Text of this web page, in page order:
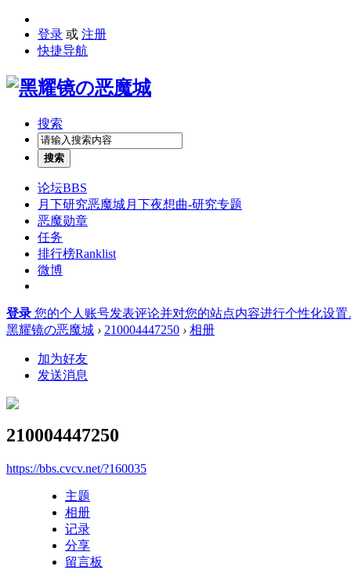
登录 或 注册
快捷导航
搜索
搜索
论坛BBS
月下研究恶魔城月下夜想曲-研究专题
恶魔勋章
任务
排行榜Ranklist
微博
登录 您的个人账号发表评论并对您的站点内容进行个性化设置
黑耀镜の恶魔城 › 210004447250 › 相册
加为好友
发送消息
210004447250
https://bbs.cvcv.net/?160035
主题
相册
记录
分享
留言板